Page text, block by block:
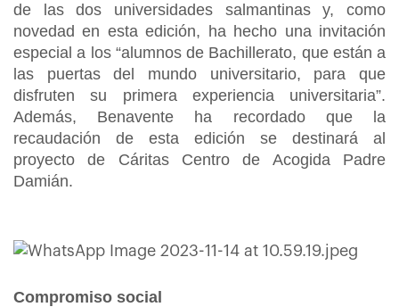
de las dos universidades salmantinas y, como
novedad en esta edición, ha hecho una invitación
especial a los “alumnos de Bachillerato, que están a
las puertas del mundo universitario, para que
disfruten su primera experiencia universitaria”.
Además, Benavente ha recordado que la
recaudación de esta edición se destinará al
proyecto de Cáritas Centro de Acogida Padre
Damián.
Compromiso social